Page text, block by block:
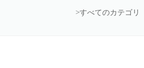
>すべてのカテゴリ